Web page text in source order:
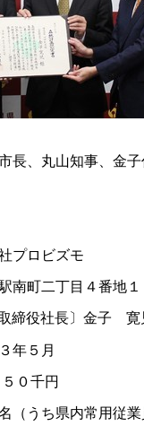
長、丸山知事、金
プロビズモ
南町二丁目４番地１
締役社長〕金子 寛
年５月
０千円
（うち県内常用従業